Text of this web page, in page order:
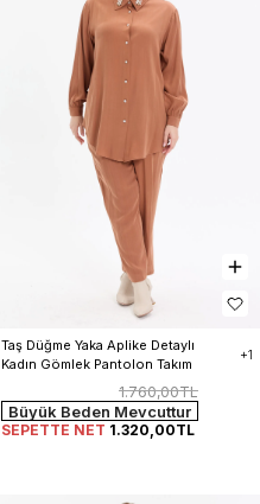
Taş Düğme Yaka Aplike Detaylı
Kadın Gömlek Pantolon Takım
+1
1.760,00TL
Büyük Beden Mevcuttur
SEPETTE NET 1.320,00TL